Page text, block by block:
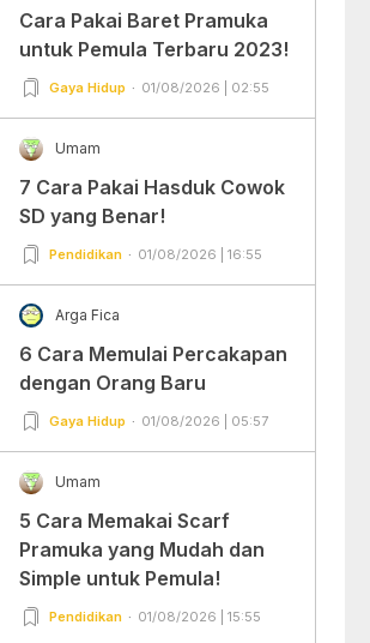
Cara Pakai Baret Pramuka
untuk Pemula Terbaru 2023!
Gaya Hidup 01/08/2026 | 02:55
Umam
7 Cara Pakai Hasduk Cowok
SD yang Benar!
Pendidikan 01/08/2026 | 16:55
Arga Fica
6 Cara Memulai Percakapan
dengan Orang Baru
Gaya Hidup 01/08/2026 | 05:57
Umam
5 Cara Memakai Scarf
Pramuka yang Mudah dan
Simple untuk Pemula!
Pendidikan 01/08/2026 | 15:55